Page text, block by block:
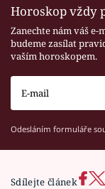
Horoskop vždy
Zanechte nám váš e-
budeme zasílat
vaším horoskopem.
Odesláním formuláře
Sdílejte článek